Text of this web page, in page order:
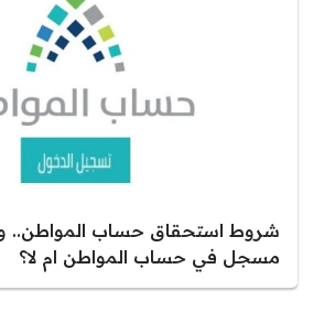
شروط استحقاق حساب المواطن..
مسجل في حساب المواطن ام لا؟